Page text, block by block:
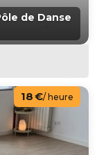
de Danse
18 €/ heure